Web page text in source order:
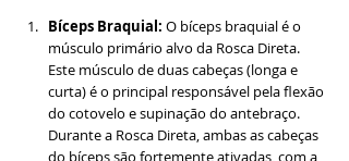
Bíceps Braquial: O bíceps braquial é o
músculo primário alvo da Rosca Direta.
Este músculo de duas cabeças (longa e
curta) é o principal responsável pela flexão
do cotovelo e supinação do antebraço.
Durante a Rosca Direta, ambas as cabeças
do bíceps são fortemente ativadas, com a